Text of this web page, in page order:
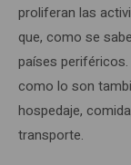
proliferan las
que, como se
países
como lo son
hospedaje,
transporte.